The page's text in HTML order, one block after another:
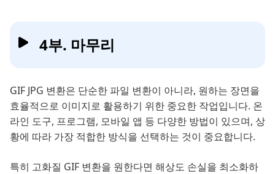
4부. 마무리
GIF JPG 변환은 단순한 파일 변환이 아니라, 원하는 장면을
효율적으로 이미지로 활용하기 위한 중요한 작업입니다. 온
라인 도구, 프로그램, 모바일 앱 등 다양한 방법이 있으며, 상
황에 따라 가장 적합한 방식을 선택하는 것이 중요합니다.
특히 고화질 GIF 변환을 원한다면 해상도 손실을 최소화하